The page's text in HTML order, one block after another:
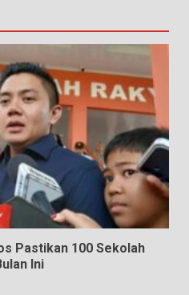
Pastikan 100 Sekolah
Ini